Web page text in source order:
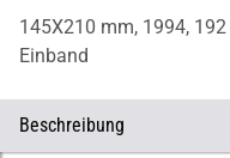
145X210 mm, 1994, 192
Einband
Beschreibung